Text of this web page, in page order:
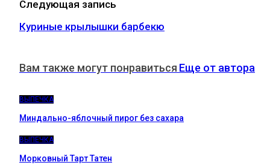
Следующая запись
Куриные крылышки барбекю
Вам также могут понравиться Еще от автора
ВЫПЕЧКА
Миндально-яблочный пирог без сахара
ВЫПЕЧКА
Морковный Тарт Татен